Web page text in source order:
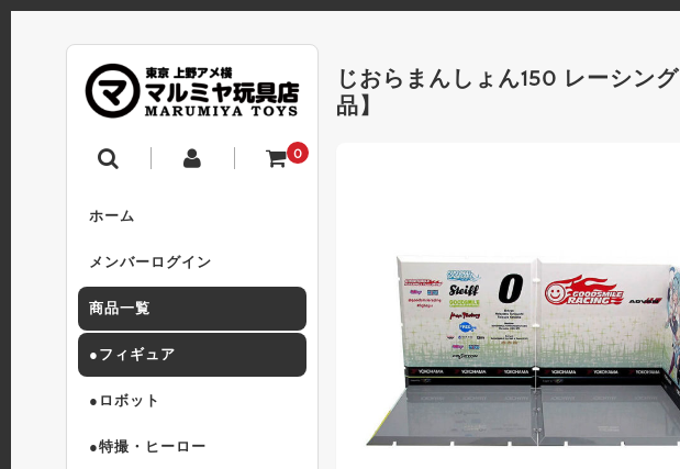
0
ホーム
メンバーログイン
商品一覧
●フィギュア
●ロボット
●特撮・ヒーロー
じおらまんしょん150 レーシン
品】